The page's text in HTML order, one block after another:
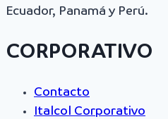
Ecuador, Panamá y Perú.
CORPORATIVO
Contacto
Italcol Corporativo